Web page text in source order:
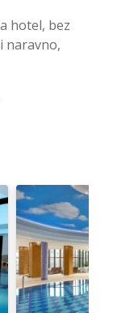
hotel, bez
naravno,